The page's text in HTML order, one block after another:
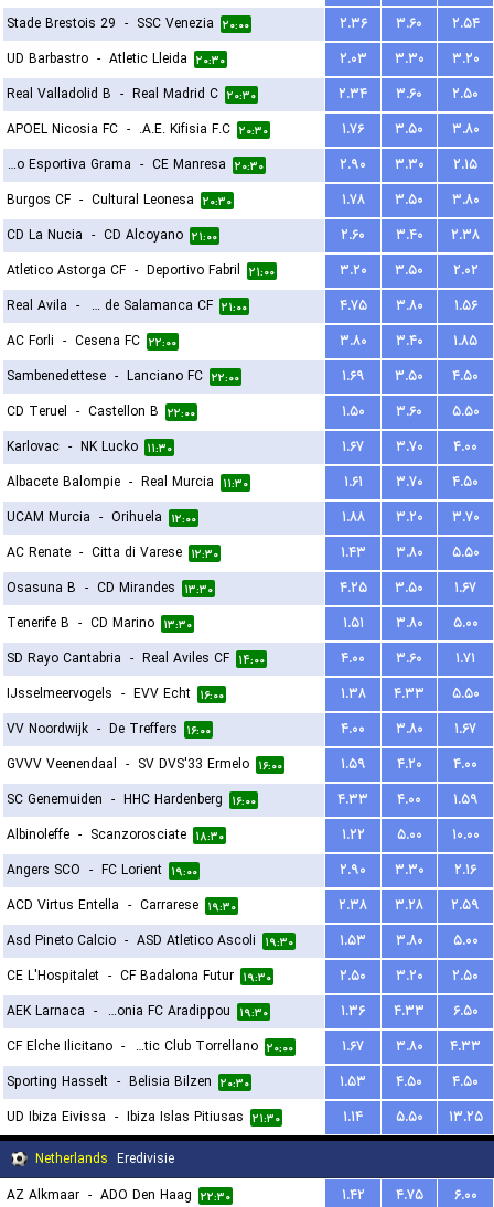
Stade Brestois 29 - SSC Venezia ۲۰:۰۰ ۲.۳۶ ۳.۶۰
۲.۵۴
UD Barbastro - Atletic Lleida ۲۰:۳۰ ۲.۰۳ ۳.۳۰
۳.۲۰
Real Valladolid B - Real Madrid C ۲۰:۳۰ ۲.۳۴ ۳.۶۰
۲.۵۰
APOEL Nicosia FC - A.E. Kifisia F.C. ۲۰:۳۰ ۱.۷۶ ۳.۵۰
۳.۸۰
Fundacio Esportiva Grama
- CE Manresa ۲۰:۳۰ ۲.۹۰ ۳.۳۰
۲.۱۵
Burgos CF - Cultural Leonesa ۲۰:۳۰ ۱.۷۸ ۳.۵۰
۳.۸۰
CD La Nucia - CD Alcoyano ۲۱:۰۰ ۲.۶۰ ۳.۴۰
۲.۳۸
Atletico Astorga CF - Deportivo Fabril ۲۱:۰۰ ۳.۲۰ ۳.۵۰
۲.۰۲
Real Avila - Unionistas de Salamanca CF ۲۱:۰۰ ۴.۷۵ ۳.۸۰
۱.۵۶
AC Forli - Cesena FC ۲۲:۰۰ ۳.۸۰ ۳.۴۰
۱.۸۵
Sambenedettese - Lanciano FC ۲۲:۰۰ ۱.۶۹ ۳.۵۰
۴.۵۰
CD Teruel - Castellon B ۲۲:۰۰ ۱.۵۰ ۳.۶۰
۵.۵۰
Karlovac - NK Lucko ۱۱:۳۰ ۱.۶۷ ۳.۷۰
۴.۰۰
Albacete Balompie - Real Murcia ۱۱:۳۰ ۱.۶۱ ۳.۷۰
۴.۵۰
UCAM Murcia - Orihuela ۱۲:۰۰ ۱.۸۸ ۳.۲۰
۳.۷۰
AC Renate - Citta di Varese ۱۲:۳۰ ۱.۴۳ ۳.۸۰
۵.۵۰
Osasuna B - CD Mirandes ۱۳:۳۰ ۴.۲۵ ۳.۵۰
۱.۶۷
Tenerife B - CD Marino ۱۳:۳۰ ۱.۵۱ ۳.۸۰
۵.۰۰
SD Rayo Cantabria - Real Aviles CF ۱۴:۰۰ ۴.۰۰ ۳.۶۰
۱.۷۱
IJsselmeervogels - EVV Echt ۱۶:۰۰ ۱.۳۸ ۴.۳۳
۵.۵۰
VV Noordwijk - De Treffers ۱۶:۰۰ ۴.۰۰ ۳.۸۰
۱.۶۷
GVVV Veenendaal - SV DVS'33 Ermelo ۱۶:۰۰ ۱.۵۹ ۴.۲۰
۴.۰۰
SC Genemuiden - HHC Hardenberg ۱۶:۰۰ ۴.۳۳ ۴.۰۰
۱.۵۹
Albinoleffe - Scanzorosciate ۱۸:۳۰ ۱.۲۲ ۵.۰۰
۱۰.۰۰
Angers SCO - FC Lorient ۱۹:۰۰ ۲.۹۰ ۳.۳۰
۲.۱۶
ACD Virtus Entella - Carrarese ۱۹:۳۰ ۲.۳۸ ۳.۲۸
۲.۵۹
Asd Pineto Calcio - ASD Atletico Ascoli ۱۹:۳۰ ۱.۵۳ ۳.۸۰
۵.۰۰
CE L'Hospitalet - CF Badalona Futur ۱۹:۳۰ ۲.۵۰ ۳.۲۰
۲.۵۰
AEK Larnaca - Omonia FC Aradippou ۱۹:۳۰ ۱.۳۶ ۴.۳۳
۶.۵۰
CF Elche Ilicitano - Athletic Club Torrellano ۲۰:۰۰ ۱.۶۷ ۳.۸۰
۴.۳۳
Sporting Hasselt - Belisia Bilzen ۲۰:۳۰ ۱.۵۳ ۴.۵۰
۴.۵۰
UD Ibiza Eivissa - Ibiza Islas Pitiusas ۲۱:۳۰ ۱.۱۴ ۵.۵۰
۱۳.۲۵
Netherlands Eredivisie
AZ Alkmaar - ADO Den Haag ۲۲:۳۰ ۱.۴۲ ۴.۷۵
۶.۰۰